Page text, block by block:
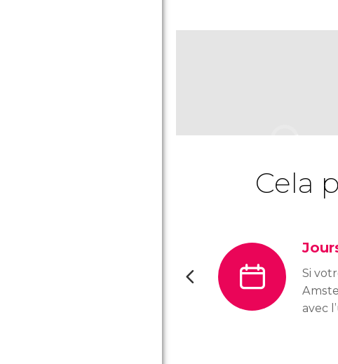
Cela
Si
avec